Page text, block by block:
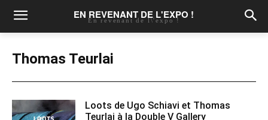
EN REVENANT DE L'EXPO !
En revenant de l\'expo !
Thomas Teurlai
Loots de Ugo Schiavi et Thomas
Teurlai à la Double V Gallery